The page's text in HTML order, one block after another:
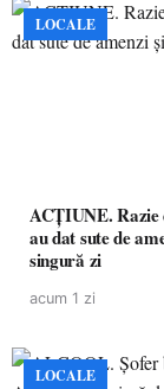
LOCALE
ACȚIUNE.
au dat sute de
singură zi
acum 1 zi
LOCALE